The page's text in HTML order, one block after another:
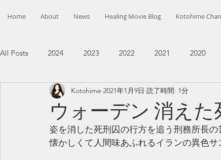
Home About News Healing Movie Blog Kotohime
All Posts 2024 2023 2022 2021 2020
ウォーデン 消えた
Kotohime 2021年1月9日 読了時間: 1分
姿を消した死刑囚の行方を追う刑務所長
懐かしくて人間味あふれるイランの異色サ